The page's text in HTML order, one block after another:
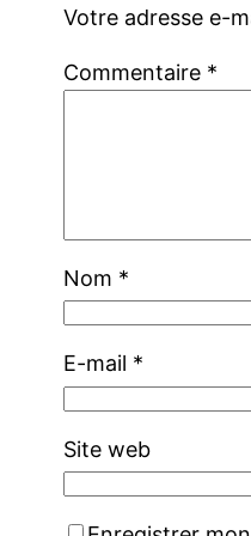
Votre adresse e-
Commentaire *
Nom *
E-mail *
Site web